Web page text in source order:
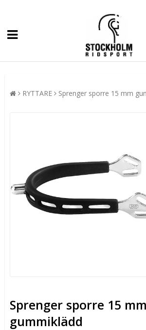
RYTTARE Sprenger sporre 15 mm
Sprenger sporre 15 mm
gummiklädd